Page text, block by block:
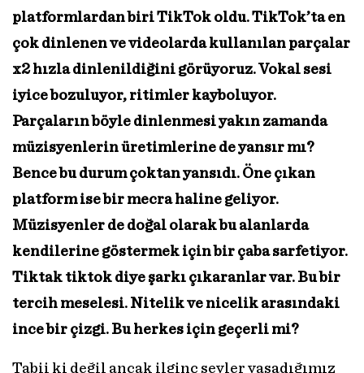
platformlardan biri TikTok oldu. TikTok’ta en
çok dinlenen ve videolarda kullanılan parçalar
x2 hızla dinlenildiğini görüyoruz. Vokal sesi
iyice bozuluyor, ritimler kayboluyor.
Parçaların böyle dinlenmesi yakın zamanda
müzisyenlerin üretimlerine de yansır mı?
Bence bu durum çoktan yansıdı. Öne çıkan
platform ise bir mecra haline geliyor.
Müzisyenler de doğal olarak bu alanlarda
kendilerine göstermek için bir çaba sarfetiyor.
Tiktak tiktok diye şarkı çıkaranlar var. Bu bir
tercih meselesi. Nitelik ve nicelik arasındaki
ince bir çizgi. Bu herkes için geçerli mi?
Tabii ki değil ancak ilginç şeyler yaşadığımız